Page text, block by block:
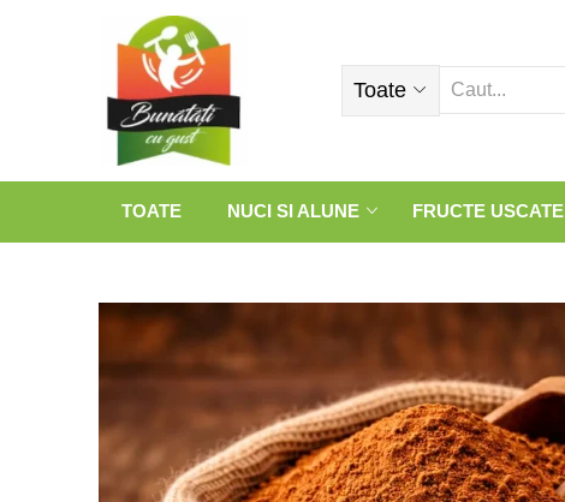
Toate
TOATE NUCI SI ALUNE FRUCTE USCATE